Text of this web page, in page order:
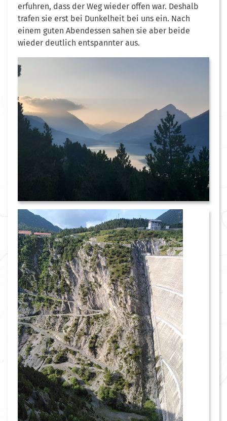
erfuhren, dass der Weg wieder offen war. Deshalb
trafen sie erst bei Dunkelheit bei uns ein. Nach
einem guten Abendessen sahen sie aber beide
wieder deutlich entspannter aus.